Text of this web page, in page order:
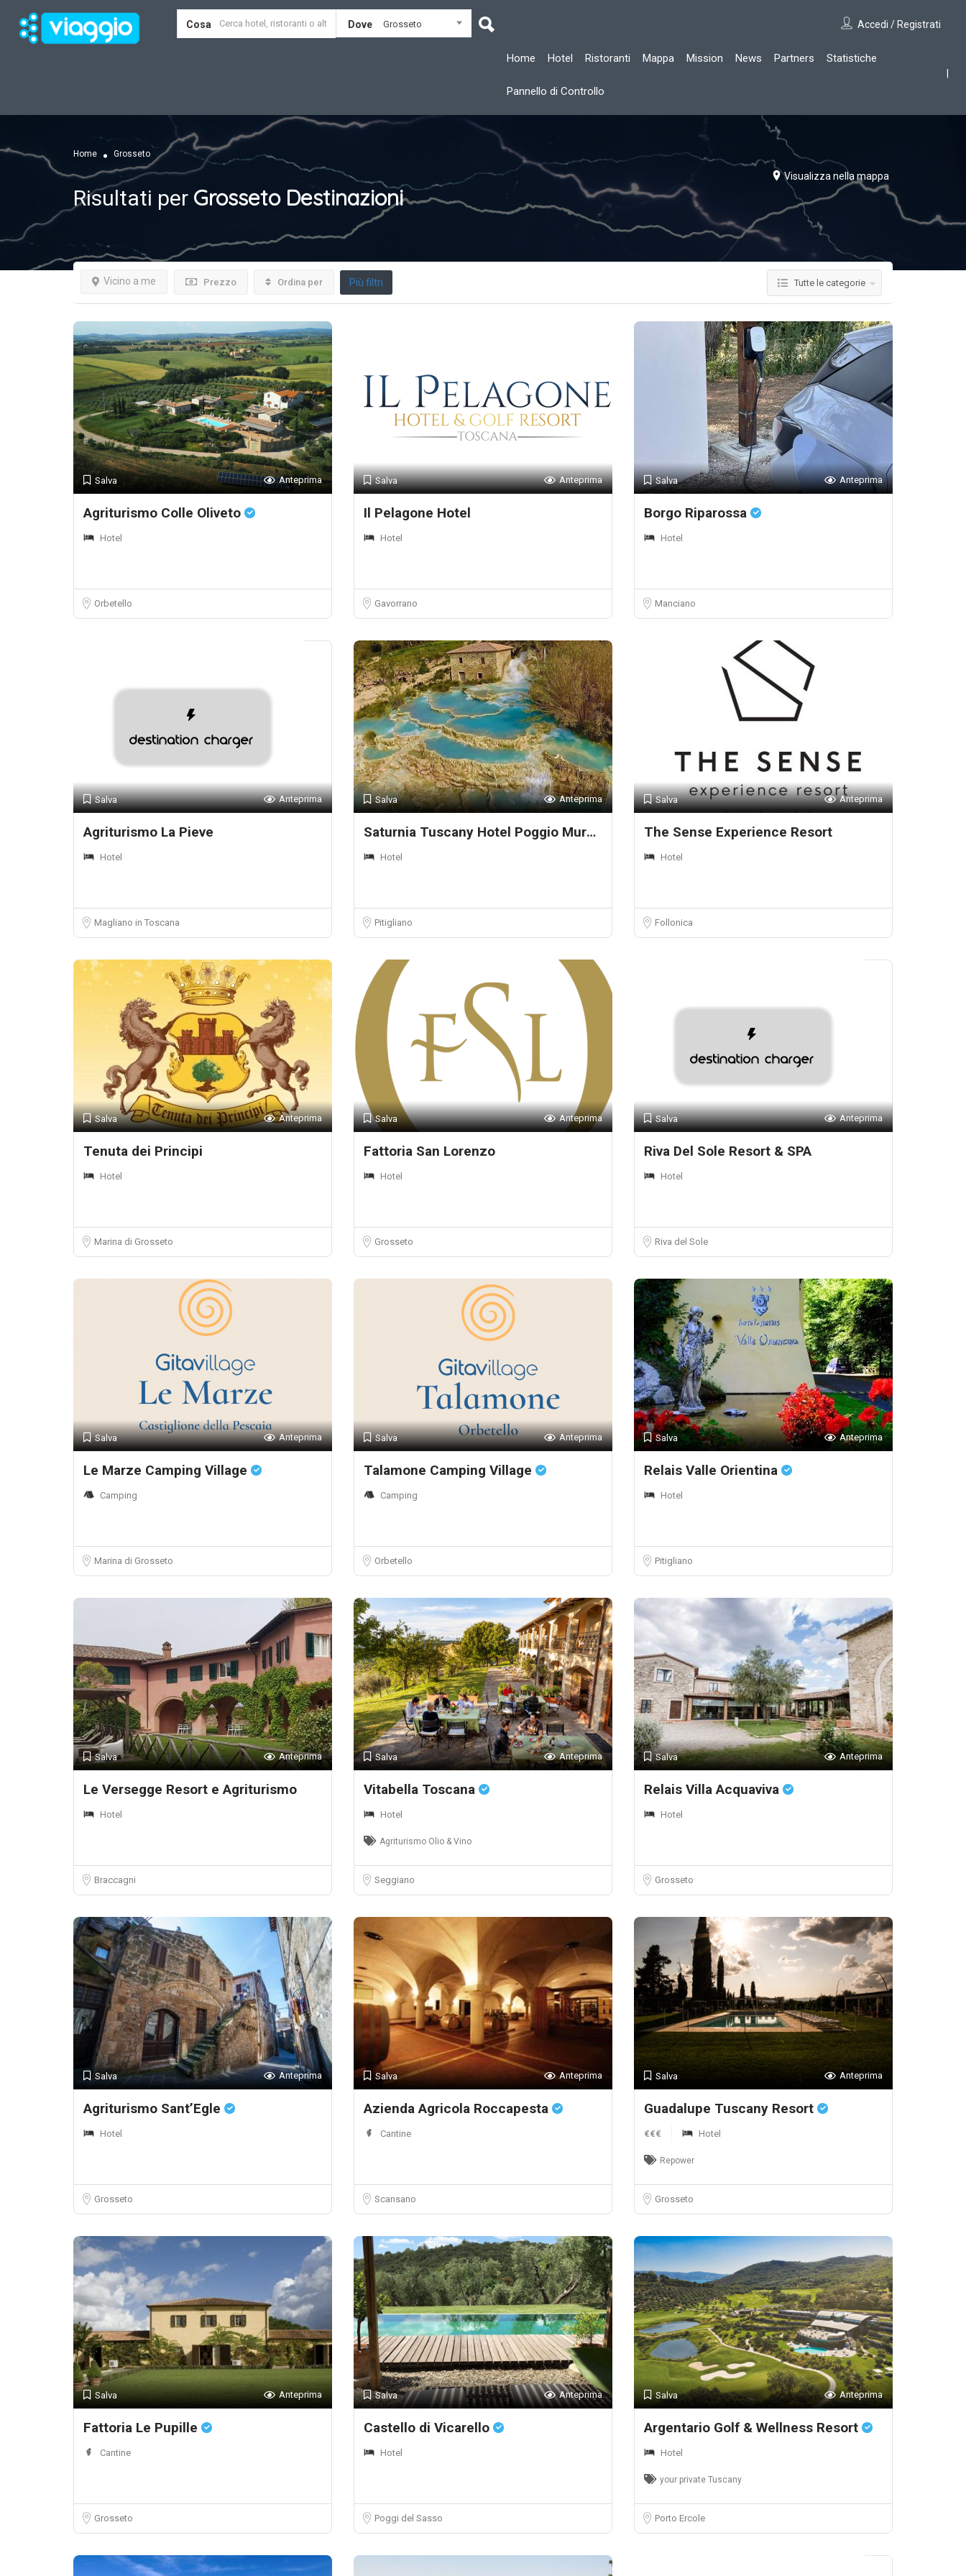
Cosa Dove Grosseto Accedi / Registrati
Home Hotel Ristoranti Mappa Mission News Partners Statistiche
Pannello di Controllo
Home Grosseto
Visualizza nella mappa
Risultati per Grosseto Destinazioni
Prezzo
Vicino a me Ordina per Più filtri Tutte le categorie
Salva Anteprima
Agriturismo Colle Oliveto
Hotel
Orbetello
Salva Anteprima
Il Pelagone Hotel
Hotel
Gavorrano
Salva Anteprima
Borgo Riparossa
Hotel
Manciano
Salva Anteprima
Agriturismo La Pieve
Hotel
Magliano in Toscana
Salva Anteprima
Saturnia Tuscany Hotel Poggio Murella
Hotel
Pitigliano
Salva Anteprima
The Sense Experience Resort
Hotel
Follonica
Salva Anteprima
Tenuta dei Principi
Hotel
Marina di Grosseto
Salva Anteprima
Fattoria San Lorenzo
Hotel
Grosseto
Salva Anteprima
Riva Del Sole Resort & SPA
Hotel
Riva del Sole
Salva Anteprima
Le Marze Camping Village
Camping
Marina di Grosseto
Salva Anteprima
Talamone Camping Village
Camping
Orbetello
Salva Anteprima
Relais Valle Orientina
Hotel
Pitigliano
Salva Anteprima
Le Versegge Resort e Agriturismo
Hotel
Braccagni
Salva Anteprima
Vitabella Toscana
Hotel
Agriturismo Olio & Vino
Seggiano
Salva Anteprima
Relais Villa Acquaviva
Hotel
Grosseto
Salva Anteprima
Agriturismo Sant’Egle
Hotel
Grosseto
Salva Anteprima
Azienda Agricola Roccapesta
Cantine
Scansano
Salva Anteprima
Guadalupe Tuscany Resort
€€€ Hotel
Repower
Grosseto
Salva Anteprima
Fattoria Le Pupille
Cantine
Grosseto
Salva Anteprima
Castello di Vicarello
Hotel
Poggi del Sasso
Salva Anteprima
Argentario Golf & Wellness Resort
Hotel
your private Tuscany
Porto Ercole